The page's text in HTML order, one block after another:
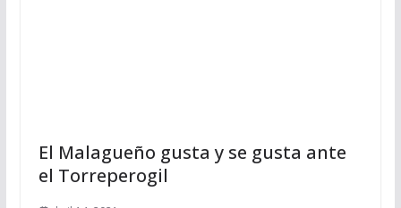
El Malagueño gusta y se gusta ante
el Torreperogil